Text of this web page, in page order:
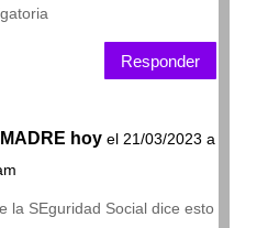
Responder
hoy el 21/03/2023 a
la SEguridad Social dice esto